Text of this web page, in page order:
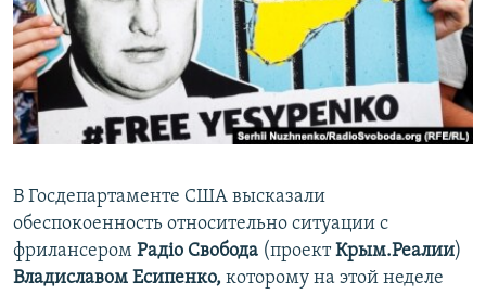
ПОБЕДИТЕЛЕЙ НЕ СУДЯТ?
КРЫМ.НЕПОКОРЕННЫЙ
ELIFBE
УКРАИНСКАЯ ПРОБЛЕМА КРЫМА
ПРИСОЕДИНЯЙТЕСЬ!
В Госдепартаменте США высказали
обеспокоенность относительно ситуации с
фрилансером Радіо Свобода (проектКрым.Реалии)
Владиславом Есипенко, которому на этой неделе